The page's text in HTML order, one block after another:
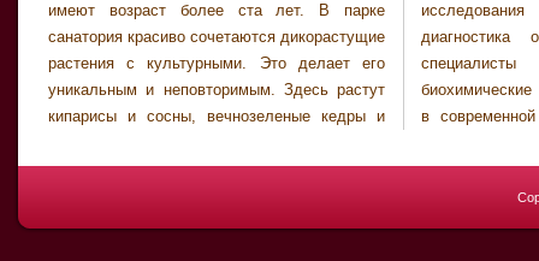
имеют возраст более ста лет. В парке
санатория красиво сочетаются дикорастущие
растения с культурными. Это делает его
уникальным и неповторимым. Здесь растут
кипарисы и сосны, вечнозеленые кедры и
исследования и функциональная
диагностика организма. Также опытные
специалисты санатория проводят
биохимические и клинические исследования
в современной лаборатории, аппаратный и